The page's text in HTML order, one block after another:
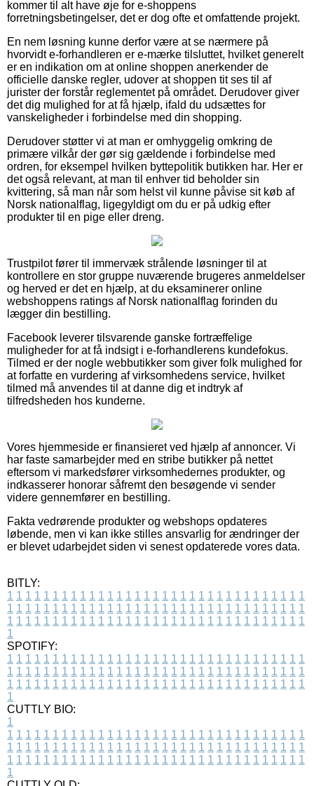
kommer til alt have øje for e-shoppens
forretningsbetingelser, det er dog ofte et omfattende projekt.
En nem løsning kunne derfor være at se nærmere på
hvorvidt e-forhandleren er e-mærke tilsluttet, hvilket generelt
er en indikation om at online shoppen anerkender de
officielle danske regler, udover at shoppen tit ses til af
jurister der forstår reglementet på området. Derudover giver
det dig mulighed for at få hjælp, ifald du udsættes for
vanskeligheder i forbindelse med din shopping.
Derudover støtter vi at man er omhyggelig omkring de
primære vilkår der gør sig gældende i forbindelse med
ordren, for eksempel hvilken byttepolitik butikken har. Her er
det også relevant, at man til enhver tid beholder sin
kvittering, så man når som helst vil kunne påvise sit køb af
Norsk nationalflag, ligegyldigt om du er på udkig efter
produkter til en pige eller dreng.
Trustpilot fører til immervæk strålende løsninger til at
kontrollere en stor gruppe nuværende brugeres anmeldelser
og herved er det en hjælp, at du eksaminerer online
webshoppens ratings af Norsk nationalflag forinden du
lægger din bestilling.
Facebook leverer tilsvarende ganske fortræffelige
muligheder for at få indsigt i e-forhandlerens kundefokus.
Tilmed er der nogle webbutikker som giver folk mulighed for
at forfatte en vurdering af virksomhedens service, hvilket
tilmed må anvendes til at danne dig et indtryk af
tilfredsheden hos kunderne.
Vores hjemmeside er finansieret ved hjælp af annoncer. Vi
har faste samarbejder med en stribe butikker på nettet
eftersom vi markedsfører virksomhedernes produkter, og
indkasserer honorar såfremt den besøgende vi sender
videre gennemfører en bestilling.
Fakta vedrørende produkter og webshops opdateres
løbende, men vi kan ikke stilles ansvarlig for ændringer der
er blevet udarbejdet siden vi senest opdaterede vores data.
BITLY:
1 1 1 1 1 1 1 1 1 1 1 1 1 1 1 1 1 1 1 1 1 1 1 1 1 1 1 1 1 1 1 1 1
1 1 1 1 1 1 1 1 1 1 1 1 1 1 1 1 1 1 1 1 1 1 1 1 1 1 1 1 1 1 1 1 1
1 1 1 1 1 1 1 1 1 1 1 1 1 1 1 1 1 1 1 1 1 1 1 1 1 1 1 1 1 1 1 1 1
1
SPOTIFY:
1 1 1 1 1 1 1 1 1 1 1 1 1 1 1 1 1 1 1 1 1 1 1 1 1 1 1 1 1 1 1 1 1
1 1 1 1 1 1 1 1 1 1 1 1 1 1 1 1 1 1 1 1 1 1 1 1 1 1 1 1 1 1 1 1 1
1 1 1 1 1 1 1 1 1 1 1 1 1 1 1 1 1 1 1 1 1 1 1 1 1 1 1 1 1 1 1 1 1
1
CUTTLY BIO:
1
1 1 1 1 1 1 1 1 1 1 1 1 1 1 1 1 1 1 1 1 1 1 1 1 1 1 1 1 1 1 1 1 1
1 1 1 1 1 1 1 1 1 1 1 1 1 1 1 1 1 1 1 1 1 1 1 1 1 1 1 1 1 1 1 1 1
1 1 1 1 1 1 1 1 1 1 1 1 1 1 1 1 1 1 1 1 1 1 1 1 1 1 1 1 1 1 1 1 1
1